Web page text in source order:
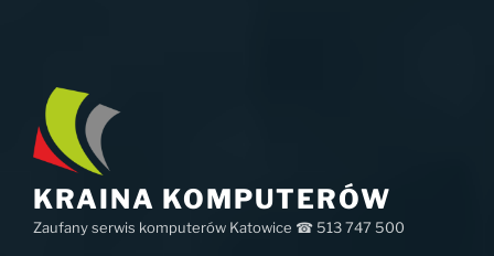
KRAINA KOMPUTERÓW
Zaufany serwis komputerów Katowice ☎ 513 747 500